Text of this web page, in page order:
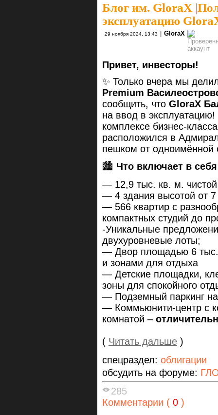
Блог им. GloraX |
эксплуатацию
29 ноября 2024, 13:43 | GloraX
Привет, инвесторы!
✨ Только вчера мы
Premium
сообщить, что GloraX
на ввод в
комплексе бизнес-
расположился в
пешком от одноимённой
🏙️ Что включает в
— 12,9 тыс. кв. м.
— 4 здания высотой от
— 566 квартир с
компактных студий до
-Уникальные
двухуровневые лоты;
— Двор площадью 6 тыс.
и зонами для отдыха
— Детские площадки,
зоны для спокойного
— Подземный паркинг
— Коммьюнити-центр с
комнатой –
( Читать дальше )
спецраздел: облигации
обсудить на форуме:
285
Комментарии ( 0 )